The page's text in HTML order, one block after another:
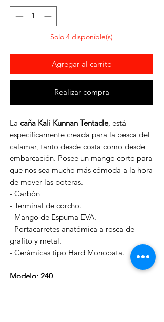
Solo 4 disponible(s)
Agregar al carrito
Realizar compra
La caña Kali Kunnan Tentacle, está
específicamente creada para la pesca del
calamar, tanto desde costa como desde
embarcación. Posee un mango corto para
que nos sea mucho más cómoda a la hora
de mover las poteras.
- Carbón
- Terminal de corcho.
- Mango de Espuma EVA.
- Portacarretes anatómica a rosca de
grafito y metal.
- Cerámicas tipo Hard Monopata.
Modelo: 240